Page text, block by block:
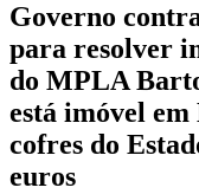
Governo
para resolver
do MPLA
está imóvel em
cofres do
euros